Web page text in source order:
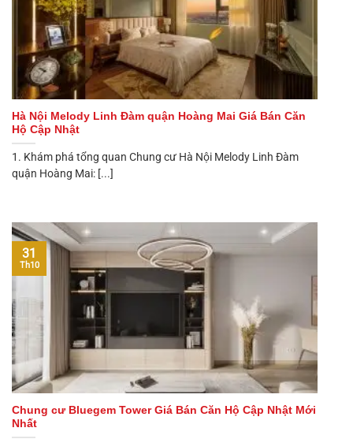
Hà Nội Melody Linh Đàm quận Hoàng Mai Giá Bán Căn
Hộ Cập Nhật
1. Khám phá tổng quan Chung cư Hà Nội Melody Linh Đàm
quận Hoàng Mai: [...]
Chung cư Bluegem Tower Giá Bán Căn Hộ Cập Nhật Mới
Nhất
31
Th10